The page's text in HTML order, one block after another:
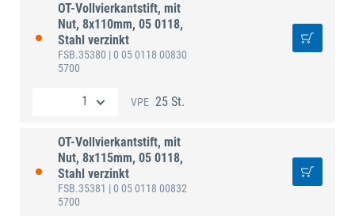
OT-Vollvierkantstift, mit
Nut, 8x110mm, 05 0118,
Stahl verzinkt
FSB.35380 | 0 05 0118 00830
5700
VPE 25 St.
OT-Vollvierkantstift, mit
Nut, 8x115mm, 05 0118,
Stahl verzinkt
FSB.35381 | 0 05 0118 00832
5700